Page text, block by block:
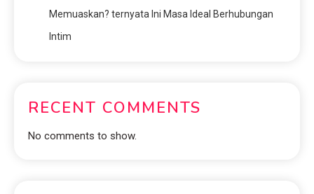
Memuaskan? ternyata Ini Masa Ideal Berhubungan
Intim
RECENT COMMENTS
No comments to show.